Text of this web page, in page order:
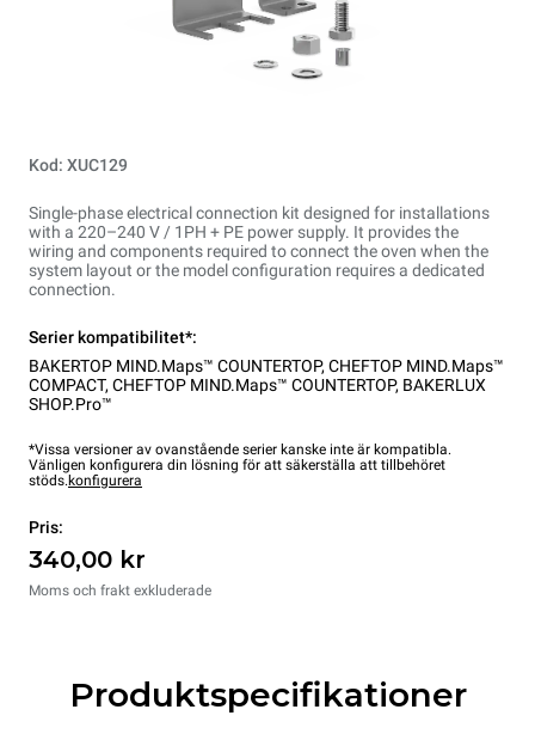
Kod: XUC129
Single-phase electrical connection kit designed for installations
with a 220–240 V / 1PH + PE power supply. It provides the
wiring and components required to connect the oven when the
system layout or the model configuration requires a dedicated
connection.
Serier kompatibilitet*:
BAKERTOP MIND.Maps™ COUNTERTOP, CHEFTOP MIND.Maps™
COMPACT, CHEFTOP MIND.Maps™ COUNTERTOP, BAKERLUX
SHOP.Pro™
*Vissa versioner av ovanstående serier kanske inte är kompatibla.
Vänligen konfigurera din lösning för att säkerställa att tillbehöret
stöds. konfigurera
Pris:
340,00 kr
Moms och frakt exkluderade
Produktspecifikationer